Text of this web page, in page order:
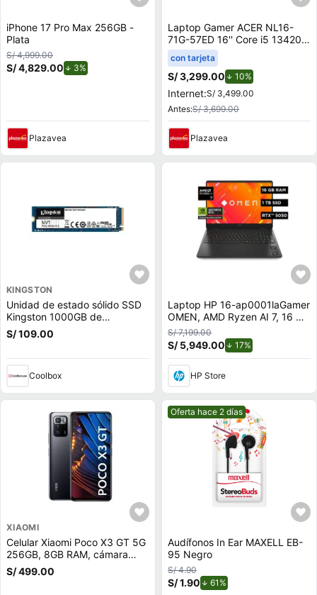
iPhone 17 Pro Max 256GB -
Plata
S/ 4,999.00
S/ 4,829.00 3%
Plazavea
Laptop Gamer ACER NL16-
71G-57ED 16'' Core i5 13420H
16GB 512GB SSD RTX 4050
6GB
con tarjeta
S/ 3,299.00 10%
Internet:S/ 3,499.00
Antes:S/ 3,699.00
Plazavea
KINGSTON
Unidad de estado sólido SSD
Kingston 1000GB de
capacidad, M.2, NVMe, PCIe
3.0
S/ 109.00
Coolbox
Laptop HP 16-ap0001laGamer
OMEN, AMD Ryzen AI 7, 16 GB
RAM, NVIDIA GeForce RTX
5050, 1 TB SSD, 16"" 2K 144
Hz, Windows 11 Home
S/ 7,199.00
S/ 5,949.00 17%
HP Store
XIAOMI
Celular Xiaomi Poco X3 GT 5G
256GB, 8GB RAM, cámara
trasera 64MP y frontal 16MP,
6.6"", negro
S/ 499.00
Mejor precio.
Oferta hace 2 días
Audífonos In Ear MAXELL EB-
95 Negro
S/ 4.90
S/ 1.90 61%